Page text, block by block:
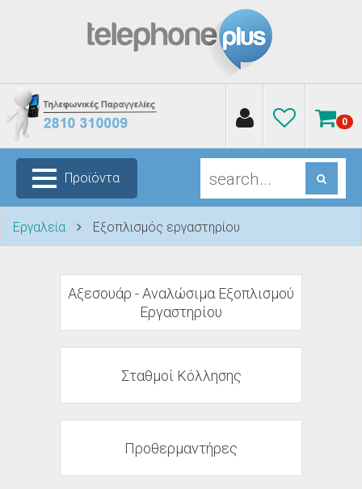
0
Προϊόντα
Εργαλεία Εξοπλισμός εργαστηρίου
Αξεσουάρ - Αναλώσιμα Εξοπλισμού
Εργαστηρίου
Σταθμοί Κόλλησης
Προθερμαντήρες